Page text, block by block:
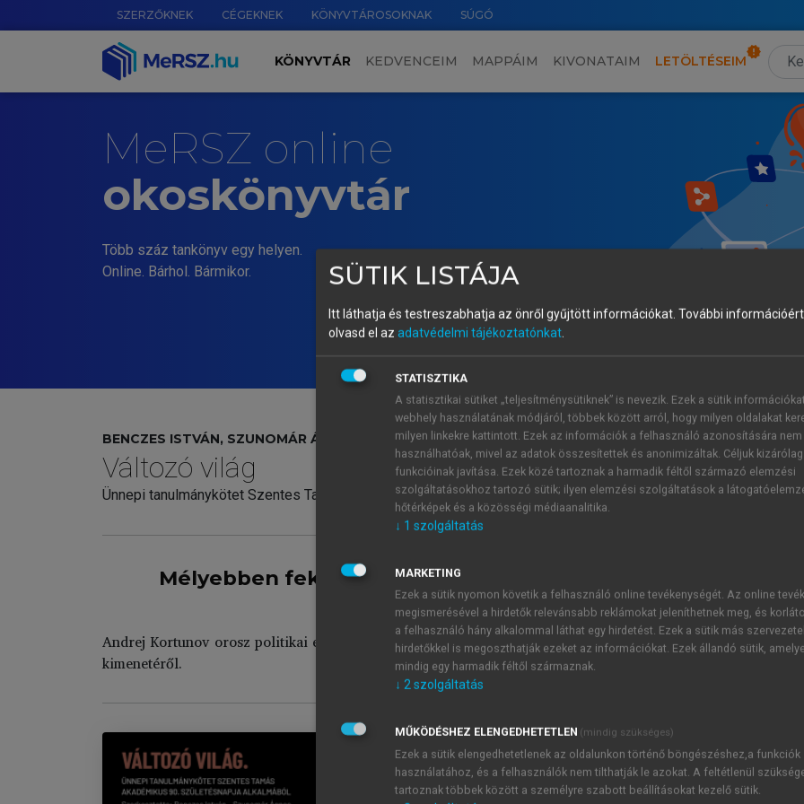
SZERZŐKNEK CÉGEKNEK KÖNYVTÁROSOKNAK SÚGÓ
KÖNYVTÁR KEDVENCEIM MAPPÁIM KIVONATAIM LETÖLTÉSEIM
MeRSZ online
okoskönyvtár
Több száz tankönyv egy helyen.
Online. Bárhol. Bármikor.
BENCZES ISTVÁN, SZUNOMÁR ÁGNES (SZERK.)
Változó világ
Ünnepi tanulmánykötet Szentes Tamás akadémikus 90. születésnapja alkalmából
Mélyebben fekvő okok: a társadalmi és politikai
modelljei
Andrej Kortunov orosz politikai elemző, a moszkvai RIAC (Russian International Affairs Council) vezetője
kimenetéről.
TARTALOMJEGYZÉK
Változó világ • Ünnepi tanulmánykötet Szentes Tamás
SÜTIK LISTÁJA
Itt láthatja és testreszabhatja az önről gyűjtött információkat. További
olvasd el az adatvédelmi tájékoztatónkat.
STATISZTIKA
A statisztikai sütiket „teljesítménysütiknek” is nevezik. Ezek a sütik
webhely használatának módjáról, többek között arról, hogy milyen oldalakat
milyen linkekre kattintott. Ezek az információk a felhasználó azonosítására nem
használhatóak, mivel az adatok összesítettek és anonimizáltak. Céljuk kizárólag
funkcióinak javítása. Ezek közé tartoznak a harmadik féltől származó elemzési
szolgáltatásokhoz tartozó sütik; ilyen elemzési szolgáltatások a
hőtérképek és a közösségi médiaanalitika.
↓ 1 szolgáltatás
MARKETING
Ezek a sütik nyomon követik a felhasználó online tevékenységét. Az online
megismerésével a hirdetők relevánsabb reklámokat jeleníthetnek meg, és
a felhasználó hány alkalommal láthat egy hirdetést. Ezek a sütik más
hirdetőkkel is megoszthatják ezeket az információkat. Ezek állandó sütik,
mindig egy harmadik féltől származnak.
↓ 2szolgáltatás
MŰKÖDÉSHEZ ELENGEDHETETLEN (mindig szükséges)
Ezek a sütik elengedhetetlenek az oldalunkon történő böngészéshez,a funkciók
használatához, és a felhasználók nem tilthatják le azokat. A feltétlenül
tartoznak többek között a személyre szabott beállításokat kezelő sütik.